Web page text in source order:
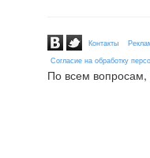
Контакты
Согласие на обработку
По всем